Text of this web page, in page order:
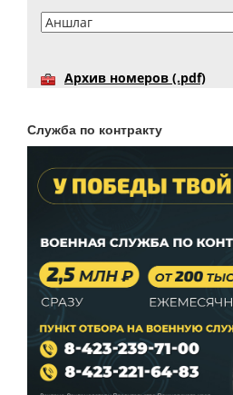
Архив номеров (.pdf)
Служба по контракту